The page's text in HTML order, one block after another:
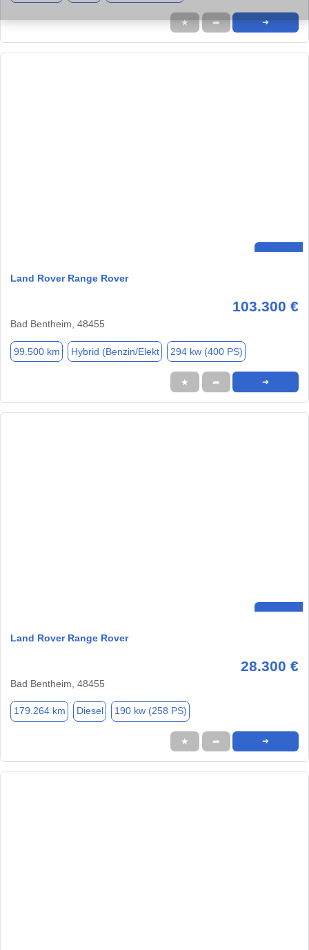
★ ➦ ➜
Land Rover Range Rover
103.300 €
Bad Bentheim, 48455
99.500 km Hybrid (Benzin/Elekt 294 kw (400 PS)
★ ➦ ➜
Land Rover Range Rover
28.300 €
Bad Bentheim, 48455
179.264 km Diesel 190 kw (258 PS)
★ ➦ ➜